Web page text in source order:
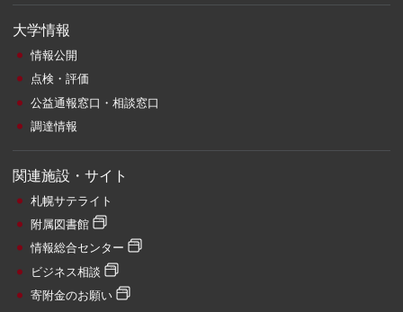
大学情報
情報公開
点検・評価
公益通報窓口・相談窓口
調達情報
関連施設・サイト
札幌サテライト
附属図書館
情報総合センター
ビジネス相談
寄附金のお願い